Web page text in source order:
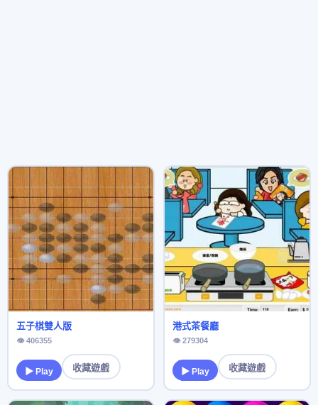
五子棋雙人版
👁 406355
▶ Play 收藏遊戲
港式茶餐廳
👁 279304
▶ Play 收藏遊戲